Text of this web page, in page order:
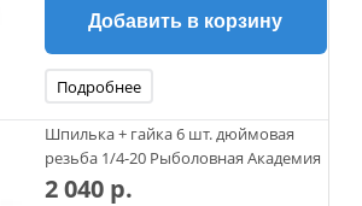
Добавить в корзину
Подробнее
Шпилька + гайка 6 шт. дюймовая
резьба 1/4-20 Рыболовная Академия
2 040 р.